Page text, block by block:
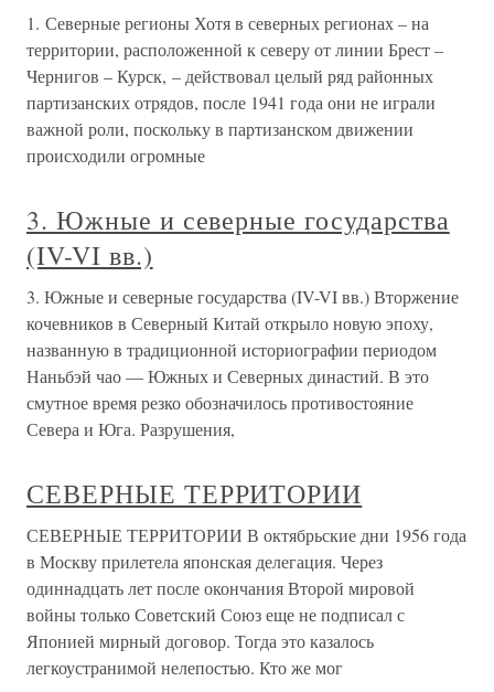
1. Северные регионы Хотя в северных регионах – на
территории, расположенной к северу от линии Брест –
Чернигов – Курск, – действовал целый ряд районных
партизанских отрядов, после 1941 года они не играли
важной роли, поскольку в партизанском движении
происходили огромные
3. Южные и северные государства
(IV-VI вв.)
3. Южные и северные государства (IV-VI вв.) Вторжение
кочевников в Северный Китай открыло новую эпоху,
названную в традиционной историографии периодом
Наньбэй чао — Южных и Северных династий. В это
смутное время резко обозначилось противостояние
Севера и Юга. Разрушения,
СЕВЕРНЫЕ ТЕРРИТОРИИ
СЕВЕРНЫЕ ТЕРРИТОРИИ В октябрьские дни 1956 года
в Москву прилетела японская делегация. Через
одиннадцать лет после окончания Второй мировой
войны только Советский Союз еще не подписал с
Японией мирный договор. Тогда это казалось
легкоустранимой нелепостью. Кто же мог